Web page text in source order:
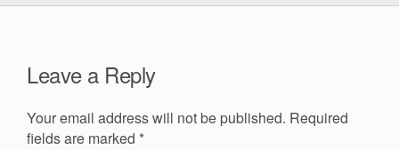
Leave a Reply
Your email address will not be published. Required
fields are marked *